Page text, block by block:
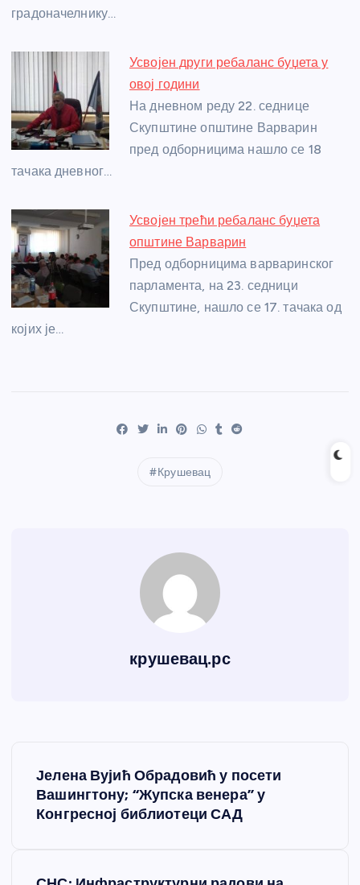
градоначелнику…
Усвојен други ребаланс буџета у
овој години
На дневном реду 22. седнице
Скупштине општине Варварин
пред одборницима нашло се 18
тачака дневног…
Усвојен трећи ребаланс буџета
општине Варварин
Пред одборницима варваринског
парламента, на 23. седници
Скупштине, нашло се 17. тачака од
којих је…
Крушевац
крушевац.рс
Јелена Вујић Обрадовић у посети
Вашингтону; “Жупска венера” у
Конгресној библиотеци САД